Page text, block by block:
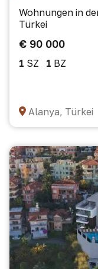
Wohnungen in
Türkei
€ 90 000
1 SZ 1 BZ
Alanya, Türkei